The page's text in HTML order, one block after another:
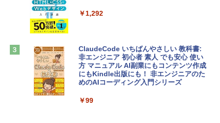
tomtoc 360°保護 15.6 16インチ パソコ
￥2,952
HP ノートパソコン 15-fd 15.6インチ 16
GBメモリ 512GB SSD インテル Core 5
￥140,131
インゲームコード】 ロブロックス | オン
Robloxギフトカード - 1000 Robux 【限
定バーチャルアイテムを含む】 【オンラ
インゲームコード】 ロブロックス |オン
￥1,292
ClaudeCode いちばんやさしい 教科書:
非エンジニア 初心者 素人 でも安心 使い
方 マニュアル AI副業にもコンテンツ作成
にもKindle出版にも！ 非エンジニアのた
めのAIコーディング入門シリーズ
￥99